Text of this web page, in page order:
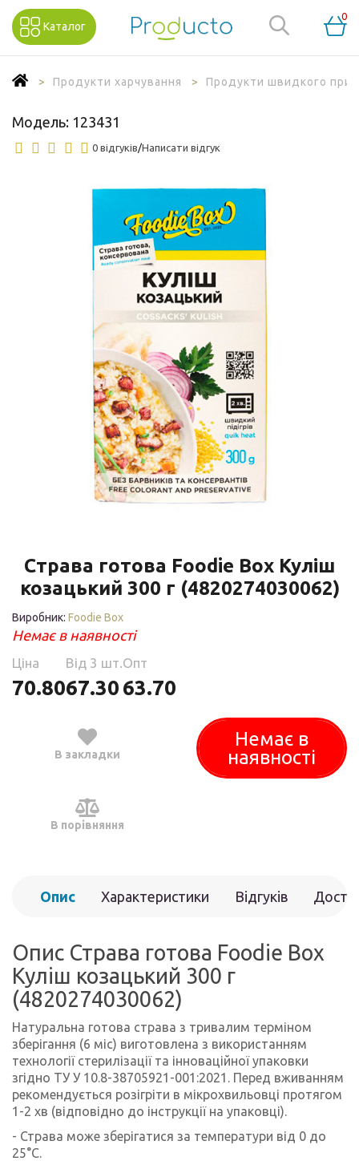
Каталог
0
Продукти харчування Продукти швидкого
Модель: 123431
0 відгуків/Написати відгук
Страва готова Foodie Box Куліш
козацький 300 г (4820274030062)
Виробник: Foodie Box
Немає в наявності
Ціна
70.80
Від 3 шт.
67.30
Опт
63.70
В закладки
В порівняння
Немає в
наявності
Опис Характеристики Відгуків
Опис Страва готова Foodie Box
Куліш козацький 300 г
(4820274030062)
Натуральна готова страва з тривалим терміном
зберігання (6 міс) виготовлена з використанням
технології стерилізації та інноваційної упаковки
згідно ТУ У 10.8-38705921-001:2021. Перед вживанням
рекомендується розігріти в мікрохвильовці протягом
1-2 хв (відповідно до інструкції на упаковці).
- Страва може зберігатися за температури від 0 до
25°С.